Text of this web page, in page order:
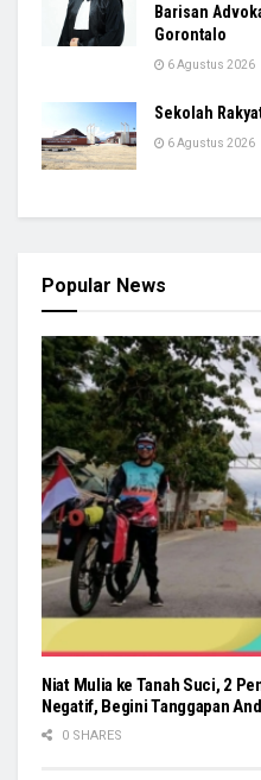
Barisan
Gorontalo
6 Agustus 2026
Sekolah
6 Agustus 2026
Popular News
Niat Mulia ke Tanah Suci, 2
Negatif, Begini Tanggapan
0 SHARES